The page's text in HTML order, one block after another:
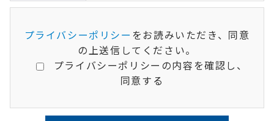
プライバシーポリシー をお読みいただき、同意
の上送信してください。
プライバシーポリシーの内容を確認し、
同意する